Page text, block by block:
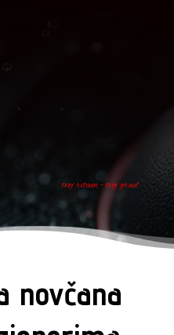
tvoj ritam - tvoj grad
novčana